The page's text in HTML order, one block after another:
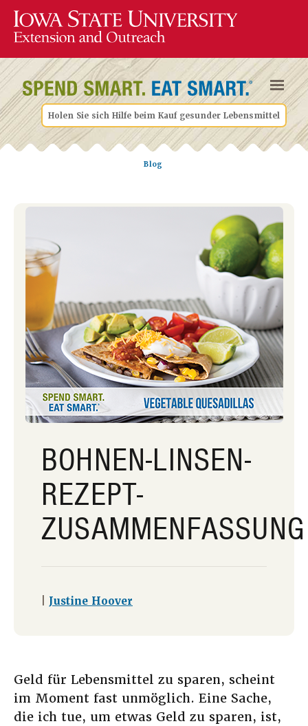
Holen Sie sich Hilfe beim Kauf gesunder Lebensmittel
Blog
BOHNEN-LINSEN-
REZEPT-
ZUSAMMENFASSUNG
Justine Hoover
Geld für Lebensmittel zu sparen, scheint
im Moment fast unmöglich. Eine Sache,
die ich tue, um etwas Geld zu sparen, ist,